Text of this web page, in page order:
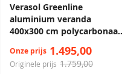
Verasol Greenline
aluminium veranda
400x300 cm polycarbonaat
Originele prijs 1.759,00
Onze prijs 1.495,00